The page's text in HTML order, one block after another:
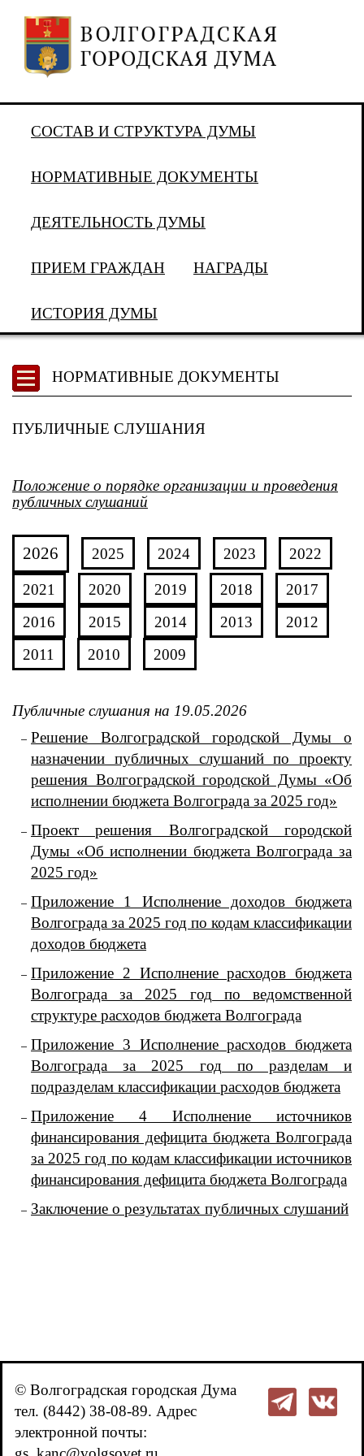
СОСТАВ И СТРУКТУРА ДУМЫ
НОРМАТИВНЫЕ ДОКУМЕНТЫ
ДЕЯТЕЛЬНОСТЬ ДУМЫ
ПРИЕМ ГРАЖДАН НАГРАДЫ
ИСТОРИЯ ДУМЫ
НОРМАТИВНЫЕ ДОКУМЕНТЫ
ПУБЛИЧНЫЕ СЛУШАНИЯ
Положение о порядке организации и проведения
публичных слушаний
2026 2025 2024 2023 2022
2021 2020 2019 2018
2017
2016
2015 2014 2013
2012
2011
2010 2009
Публичные слушания на 19.05.2026
Решение Волгоградской городской Думы о
назначении публичных слушаний по проекту
решения Волгоградской городской Думы «Об
исполнении бюджета Волгограда за 2025 год»
Проект решения Волгоградской городской
Думы «Об исполнении бюджета Волгограда за
2025 год»
Приложение 1 Исполнение доходов бюджета
Волгограда за 2025 год по кодам классификации
доходов бюджета
Приложение 2 Исполнение расходов бюджета
Волгограда за 2025 год по ведомственной
структуре расходов бюджета Волгограда
Приложение 3 Исполнение расходов бюджета
Волгограда за 2025 год по разделам и
подразделам классификации расходов бюджета
Приложение 4 Исполнение источников
финансирования дефицита бюджета Волгограда
за 2025 год по кодам классификации источников
финансирования дефицита бюджета Волгограда
Заключение о результатах публичных слушаний
© Волгоградская городская Дума
тел. (8442) 38-08-89. Адрес
электронной почты: